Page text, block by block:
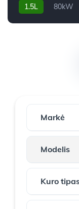
1.5L 80kW